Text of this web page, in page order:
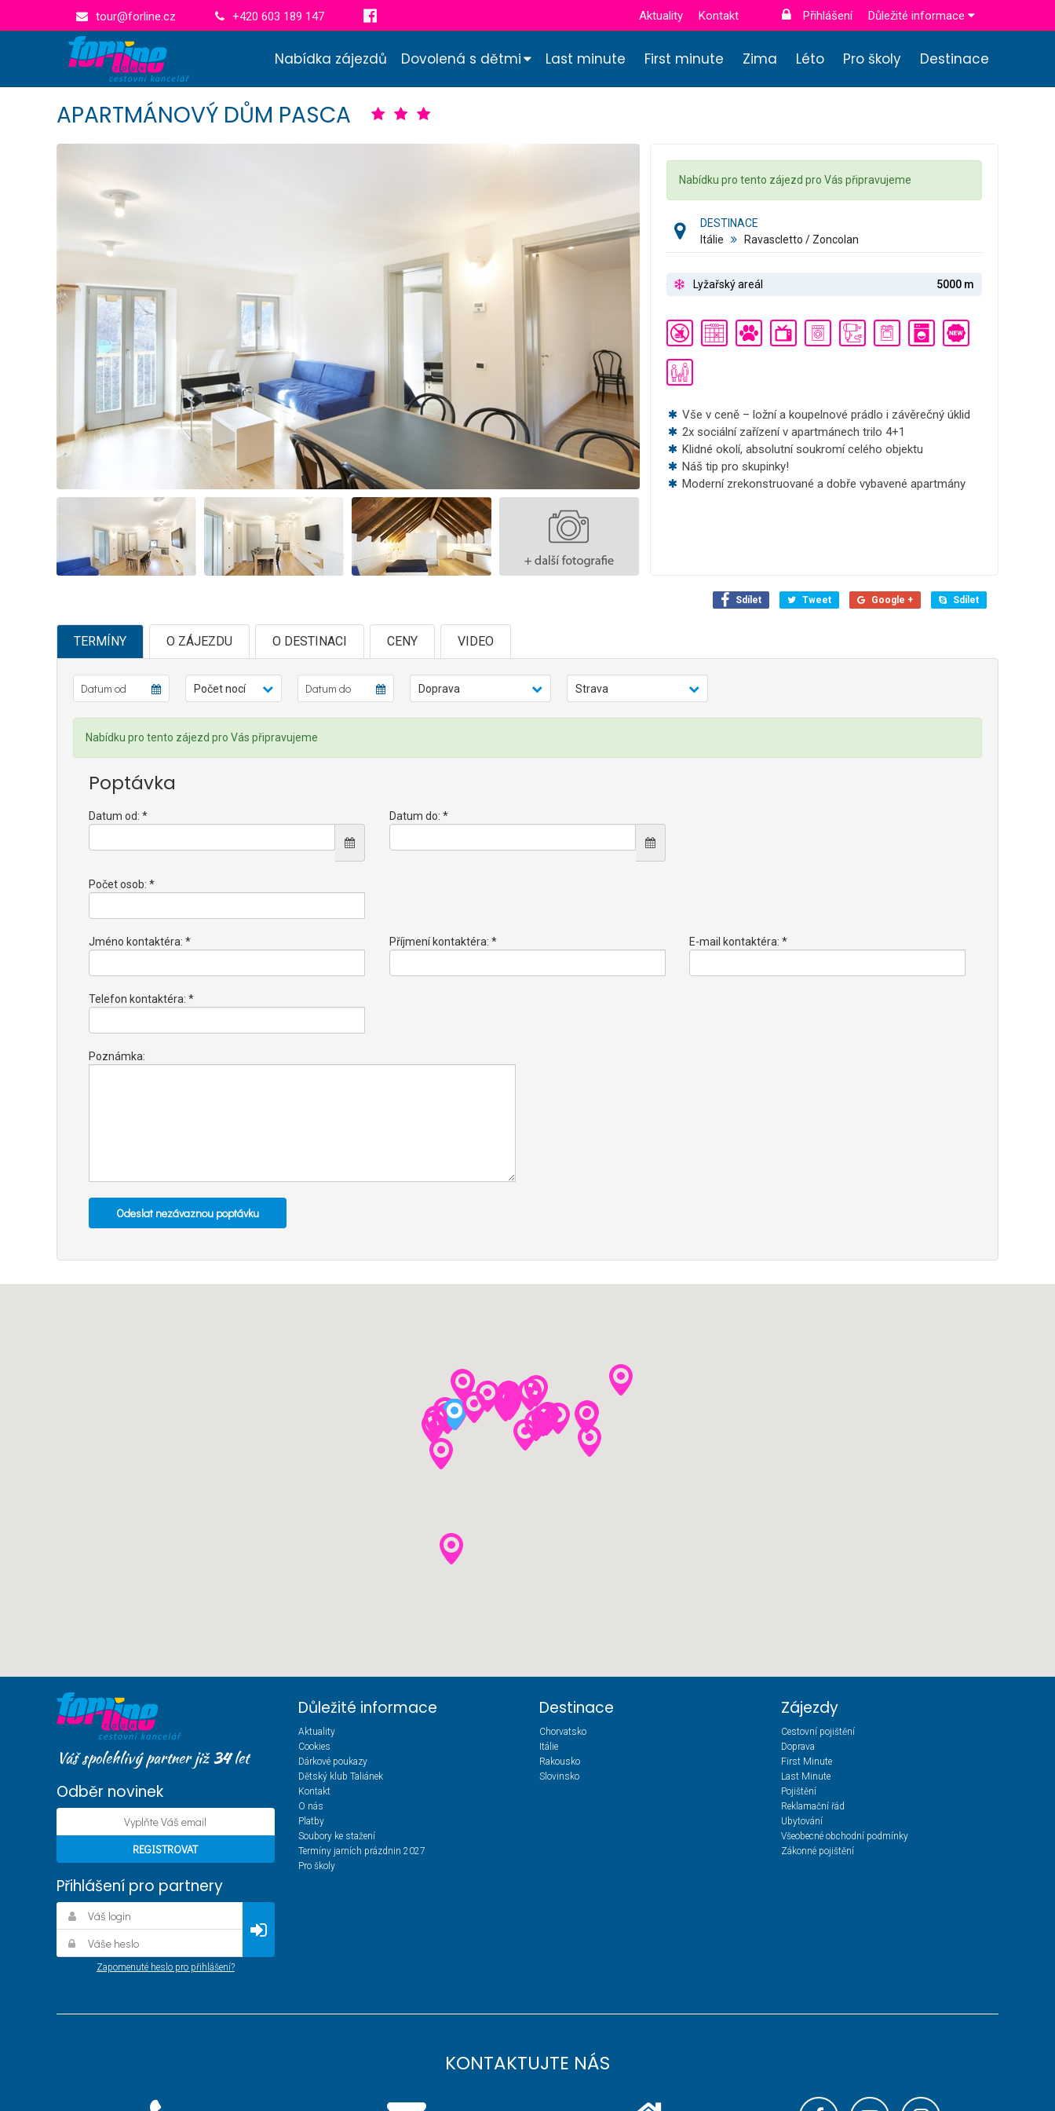
tour@forline.cz +420 603 189 147 Důležité informace
Přihlášení
Kontakt
Aktuality
Nabídka zájezdů Dovolená s dětmi Last minute First minute Zima Léto Pro školy Destinace
APARTMÁNOVÝ DŮM PASCA
Nabídku pro tento zájezd pro Vás připravujeme
DESTINACE
Itálie
Ravascletto / Zoncolan
Lyžařský areál 5000 m
Vše v ceně – ložní a koupelnové prádlo i závěrečný úklid
2x sociální zařízení v apartmánech trilo 4+1
Klidné okolí, absolutní soukromí celého objektu
Náš tip pro skupinky!
Moderní zrekonstruované a dobře vybavené apartmány
Sdílet Tweet Google + Sdílet
TERMÍNY O ZÁJEZDU O DESTINACI CENY VIDEO
Počet nocí Doprava Strava
Nabídku pro tento zájezd pro Vás připravujeme
Poptávka
Datum od: * Datum do: *
Počet osob: *
Jméno kontaktéra: * Příjmení kontaktéra: * E-mail kontaktéra: *
Telefon kontaktéra: *
Poznámka:
Váš spolehlivý partner již34let
Odběr novinek
Přihlášení pro partnery
Zapomenuté heslo pro přihlášení?
Důležité informace
Aktuality
Cookies
Dárkové poukazy
Dětský klub Taliánek
Kontakt
O nás
Platby
Soubory ke stažení
Termíny jarních prázdnin 2027
Pro školy
Destinace
Chorvatsko
Itálie
Rakousko
Slovinsko
Zájezdy
Cestovní pojištění
Doprava
First Minute
Last Minute
Pojištění
Reklamační řád
Ubytování
Všeobecné obchodní podmínky
Zákonné pojištění
KONTAKTUJTE NÁS